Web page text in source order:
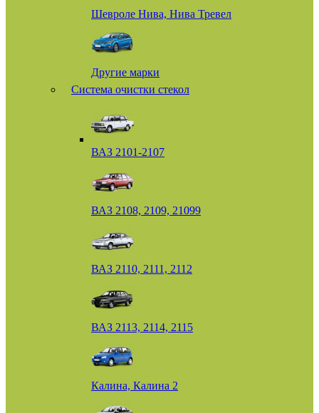
Шевроле Нива, Нива Тревел
Другие марки
Система очистки стекол
ВАЗ 2101-2107
ВАЗ 2108, 2109, 21099
ВАЗ 2110, 2111, 2112
ВАЗ 2113, 2114, 2115
Калина, Калина 2